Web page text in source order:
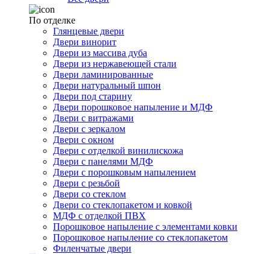
По отделке
Глянцевые двери
Двери винорит
Двери из массива дуба
Двери из нержавеющей стали
Двери ламинированные
Двери натуральный шпон
Двери под старину
Двери порошковое напыление и МДФ
Двери с витражами
Двери с зеркалом
Двери с окном
Двери с отделкой винилискожа
Двери с панелями МДФ
Двери с порошковым напылением
Двери с резьбой
Двери со стеклом
Двери со стеклопакетом и ковкой
МДФ с отделкой ПВХ
Порошковое напыление с элементами ковки
Порошковое напыление со стеклопакетом
Филенчатые двери